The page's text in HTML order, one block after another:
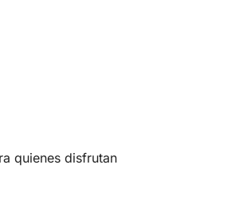
quienes disfrutan